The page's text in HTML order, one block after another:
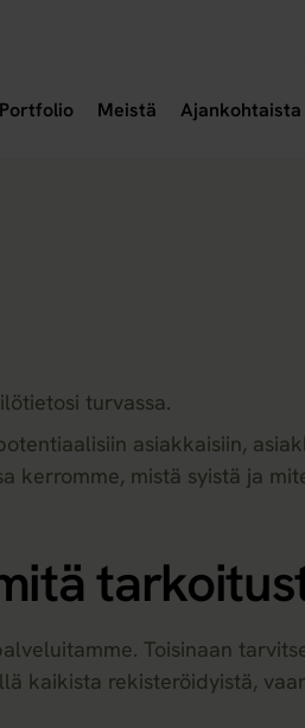
alavalikko
Portfolio MeistäAvaa alavalikko
Ajankohtaista
turvassa.
asiakkaisiin,
kerromme, mistä syistä ja
Toisinaan
kaikista rekisteröidyistä,